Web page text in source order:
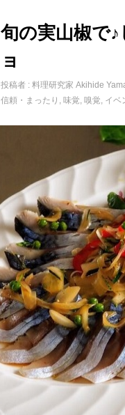
旬の実山椒で
ョ
投稿者 : 料理研究家 Akihide
信頼・まったり
味覚 嗅覚 イベ